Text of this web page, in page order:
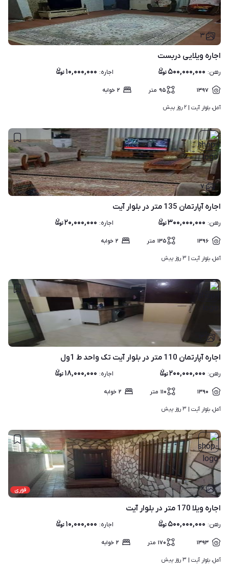
۳
اجاره ویلایی دربست
رهن: ۵۰۰,۰۰۰,۰۰۰ اجاره: ۱۰,۰۰۰,۰۰۰
۱۳۹۷ ۹۵ متر ۲ خوابه
آمل، بلوار آیت | ۲ روز پیش
۷
اجاره آپارتمان 135 متر در بلوار آیت
رهن: ۳۰۰,۰۰۰,۰۰۰ اجاره: ۲۰,۰۰۰,۰۰۰
۱۳۹۶ ۱۳۵ متر ۲ خوابه
آمل، بلوار آیت | ۳ روز پیش
اجاره آپارتمان 110 متر در بلوار آیت تک واحد ط 1ول
رهن: ۲۰۰,۰۰۰,۰۰۰ اجاره: ۱۸,۰۰۰,۰۰۰
۱۳۹۰ ۱۱۰ متر ۲ خوابه
آمل، بلوار آیت | ۳ روز پیش
فوری ۶
اجاره ویلا 170 متر در بلوار آیت
رهن: ۵۰۰,۰۰۰,۰۰۰ اجاره: ۱۰,۰۰۰,۰۰۰
۱۳۹۳ ۱۷۰ متر ۲ خوابه
آمل، بلوار آیت | ۳ روز پیش